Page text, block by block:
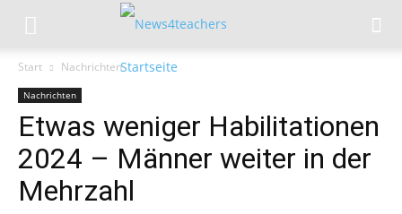
Start Nachrichten
Nachrichten
Etwas weniger Habilitationen
2024 – Männer weiter in der
Mehrzahl